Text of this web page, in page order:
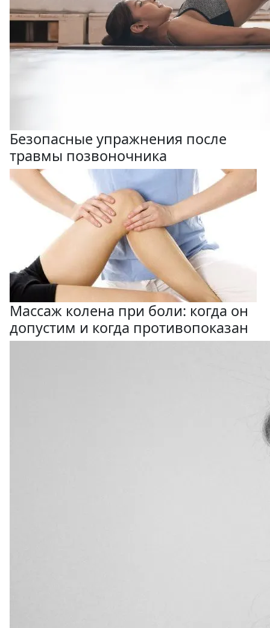
Безопасные упражнения после
травмы позвоночника
Массаж колена при боли: когда он
допустим и когда противопоказан